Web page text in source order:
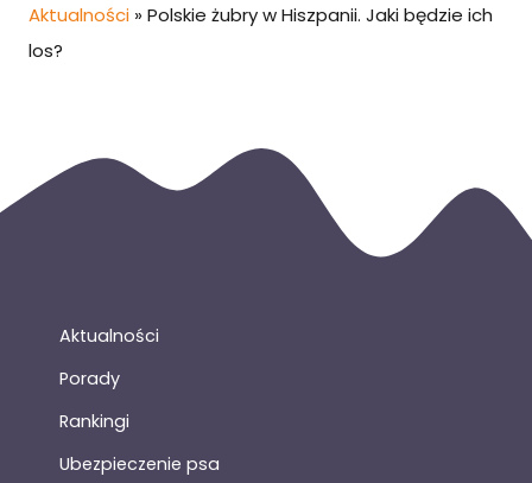
Aktualności » Polskie żubry w Hiszpanii. Jaki będzie ich
los?
Aktualności
Porady
Rankingi
Ubezpieczenie psa